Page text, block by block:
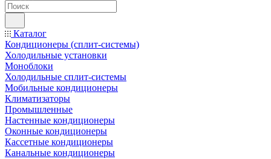
Каталог
Кондиционеры (сплит-системы)
Холодильные установки
Моноблоки
Холодильные сплит-системы
Мобильные кондиционеры
Климатизаторы
Промышленные
Настенные кондиционеры
Оконные кондиционеры
Кассетные кондиционеры
Канальные кондиционеры